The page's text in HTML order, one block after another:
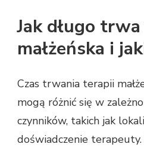
Jak długo
małżeńska i
Czas trwania terapii
mogą różnić się w
czynników, takich jak
doświadczenie terapeuty.